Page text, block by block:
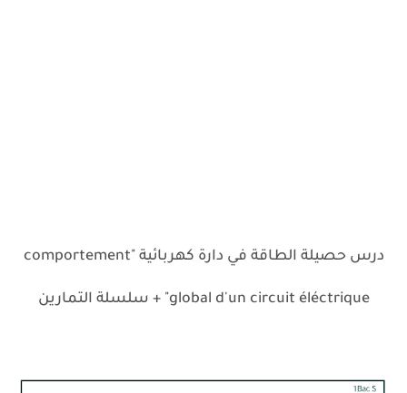
درس حصيلة الطاقة في دارة كهربائية "comportement
global d'un circuit éléctrique" + سلسلة التمارين